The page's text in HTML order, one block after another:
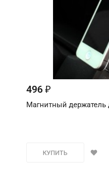
496 ₽
Магнитный держатель
КУПИТЬ